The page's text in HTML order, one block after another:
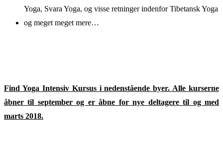
Yoga, Svara Yoga, og visse retninger indenfor Tibetansk Yoga
og meget meget mere…
Find Yoga Intensiv Kursus i nedenstående byer. Alle kurserne
åbner til september og er åbne for nye deltagere til og med
marts 2018.